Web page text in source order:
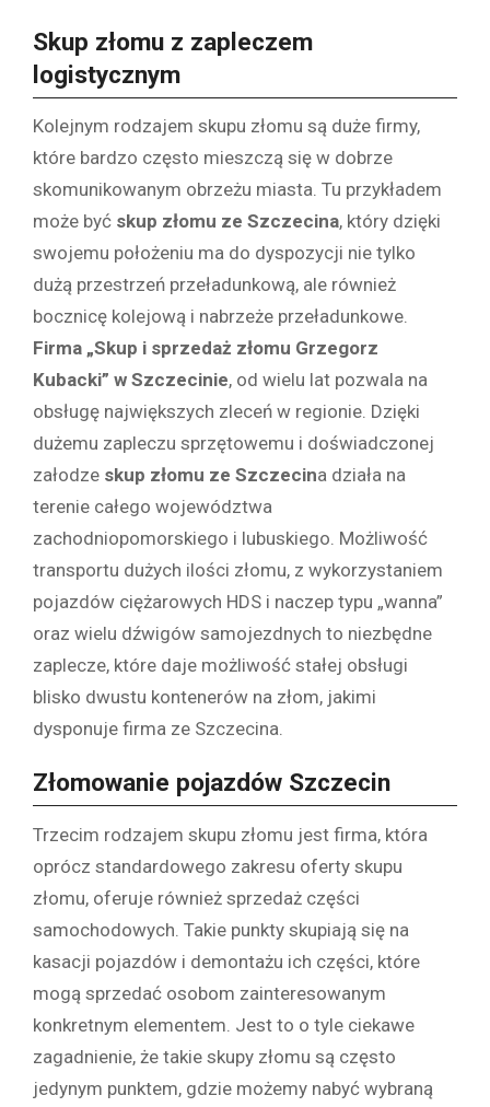
Skup złomu z zapleczem
logistycznym
Kolejnym rodzajem skupu złomu są duże firmy,
które bardzo często mieszczą się w dobrze
skomunikowanym obrzeżu miasta. Tu przykładem
może być skup złomu ze Szczecina, który dzięki
swojemu położeniu ma do dyspozycji nie tylko
dużą przestrzeń przeładunkową, ale również
bocznicę kolejową i nabrzeże przeładunkowe.
Firma „Skup i sprzedaż złomu Grzegorz
Kubacki” w Szczecinie, od wielu lat pozwala na
obsługę największych zleceń w regionie. Dzięki
dużemu zapleczu sprzętowemu i doświadczonej
załodze skup złomu ze Szczecina działa na
terenie całego województwa
zachodniopomorskiego i lubuskiego. Możliwość
transportu dużych ilości złomu, z wykorzystaniem
pojazdów ciężarowych HDS i naczep typu „wanna”
oraz wielu dźwigów samojezdnych to niezbędne
zaplecze, które daje możliwość stałej obsługi
blisko dwustu kontenerów na złom, jakimi
dysponuje firma ze Szczecina.
Złomowanie pojazdów Szczecin
Trzecim rodzajem skupu złomu jest firma, która
oprócz standardowego zakresu oferty skupu
złomu, oferuje również sprzedaż części
samochodowych. Takie punkty skupiają się na
kasacji pojazdów i demontażu ich części, które
mogą sprzedać osobom zainteresowanym
konkretnym elementem. Jest to o tyle ciekawe
zagadnienie, że takie skupy złomu są często
jedynym punktem, gdzie możemy nabyć wybraną